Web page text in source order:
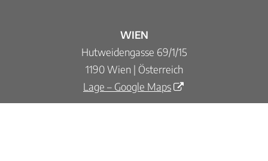
WIEN
Hutweidengasse 69/1/15
1190 Wien | Österreich
Lage – Google Maps